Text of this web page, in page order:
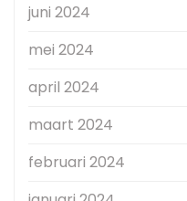
juni 2024
mei 2024
april 2024
maart 2024
februari 2024